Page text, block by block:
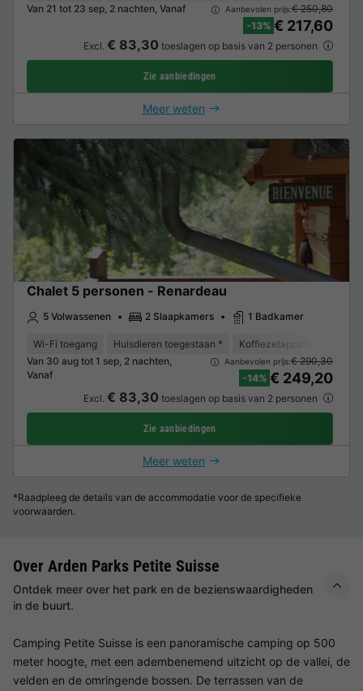
Van 21 tot 23 sep, 2 nachten, Vanaf
Aanbevolen prijs:€ 250,80
-13% € 217,60
Excl. € 83,30 toeslagen op basis van 2 personen
Zie aanbiedingen
Meer weten
Chalet 5 personen - Renardeau
5 Volwassenen 2 Slaapkamers 1 Badkamer
Wi-Fi toegang Huisdieren toegestaan * Koffiezetapparaat
Van 30 aug tot 1 sep, 2 nachten,
Vanaf
Aanbevolen prijs:€ 290,30
-14% € 249,20
Excl. € 83,30 toeslagen op basis van 2 personen
Zie aanbiedingen
Meer weten
*Raadpleeg de details van de accommodatie voor de specifieke
voorwaarden.
Over Arden Parks Petite Suisse
Ontdek meer over het park en de bezienswaardigheden
in de buurt.
Camping Petite Suisse is een panoramische camping op 500
meter hoogte, met een adembenemend uitzicht op de vallei, de
velden en de omringende bossen. De terrassen van de